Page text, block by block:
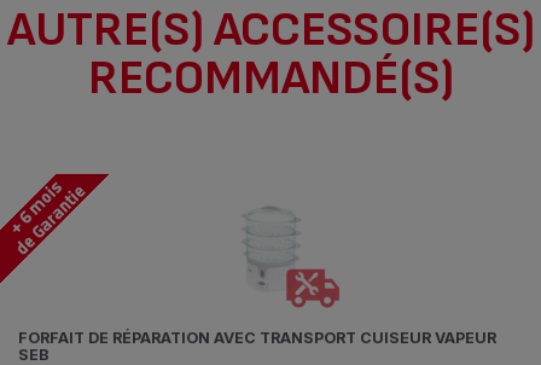
modalités de communication de la loi
Anti-Gaspillage pour une Economie
AUTRE(S) ACCESSOIRE(S)
RECOMMANDÉ(S)
FORFAIT DE RÉPARATION AVEC TRANSPORT CUISEUR VAPEUR
SEB